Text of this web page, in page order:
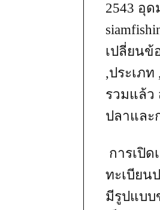
2543 อุ
เปลี่ยนข้
,ประเภ
รวมแล้
ปลาและ
การเปิด
ทะเบียน
มีรูปแบ